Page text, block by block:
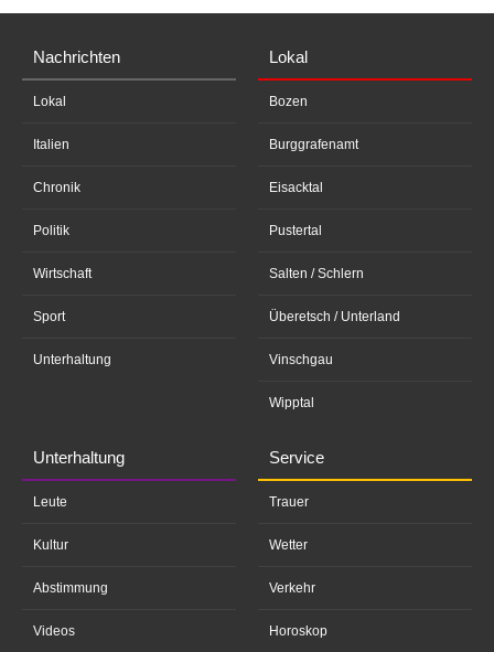
Nachrichten
Lokal
Italien
Chronik
Politik
Wirtschaft
Sport
Unterhaltung
Lokal
Bozen
Burggrafenamt
Eisacktal
Pustertal
Salten / Schlern
Überetsch / Unterland
Vinschgau
Wipptal
Unterhaltung
Leute
Kultur
Abstimmung
Videos
Service
Trauer
Wetter
Verkehr
Horoskop